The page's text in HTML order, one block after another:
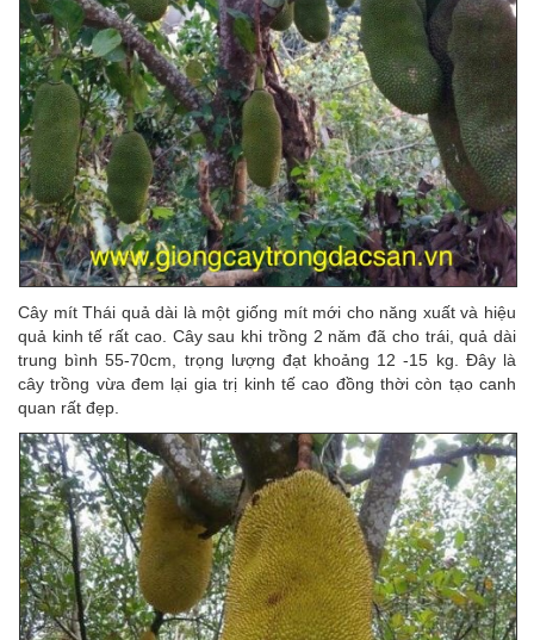
Cây mít Thái quả dài là một giống mít mới cho năng xuất và hiệu
quả kinh tế rất cao. Cây sau khi trồng 2 năm đã cho trái, quả dài
trung bình 55-70cm, trọng lượng đạt khoảng 12 -15 kg. Đây là
cây trồng vừa đem lại gia trị kinh tế cao đồng thời còn tạo canh
quan rất đẹp.